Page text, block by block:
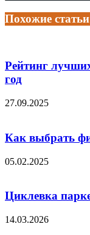
Похожие статьи
Рейтинг
год
27.09.2025
Как выбрать
05.02.2025
Циклевка
14.03.2026